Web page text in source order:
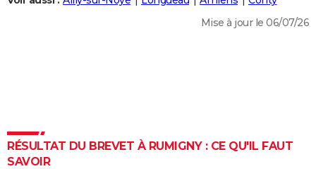
DICTIONNAIRE
Dictionnaire
Biographies
Citations
Expressions
Proverbes
PROGRAMME TV
Mise à jour le 06/07/26
RÉSULTAT DU BREVET À RUMIGNY : CE QU'IL FAUT
SAVOIR